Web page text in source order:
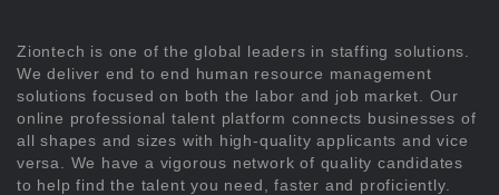
Ziontech is one of the global leaders in staffing solutions.
We deliver end to end human resource management
solutions focused on both the labor and job market. Our
online professional talent platform connects businesses of
all shapes and sizes with high-quality applicants and vice
versa. We have a vigorous network of quality candidates
to help find the talent you need, faster and proficiently.